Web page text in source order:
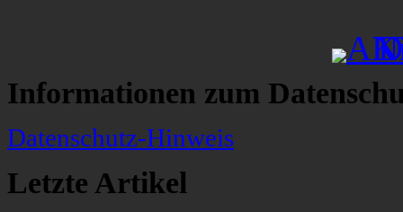
Informationen zum
Datenschutz-Hinweis
Letzte Artikel